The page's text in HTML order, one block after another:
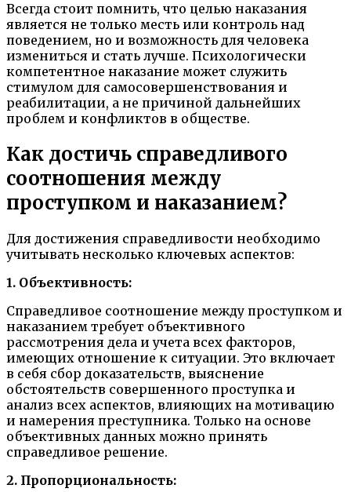
Всегда стоит помнить, что целью наказания
является не только месть или контроль над
поведением, но и возможность для человека
измениться и стать лучше. Психологически
компетентное наказание может служить
стимулом для самосовершенствования и
реабилитации, а не причиной дальнейших
проблем и конфликтов в обществе.
Как достичь справедливого
соотношения между
проступком и наказанием?
Для достижения справедливости необходимо
учитывать несколько ключевых аспектов:
1. Объективность:
Справедливое соотношение между проступком и
наказанием требует объективного
рассмотрения дела и учета всех факторов,
имеющих отношение к ситуации. Это включает
в себя сбор доказательств, выяснение
обстоятельств совершенного проступка и
анализ всех аспектов, влияющих на мотивацию
и намерения преступника. Только на основе
объективных данных можно принять
справедливое решение.
2. Пропорциональность: